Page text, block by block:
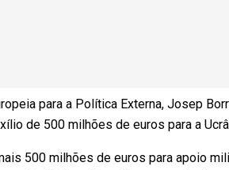
para a Política Externa, Josep
de 500 milhões de euros para a
500 milhões de euros para apoio